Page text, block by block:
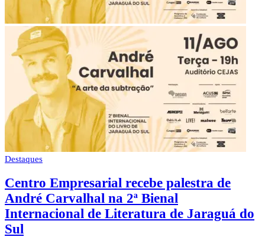
Destaques
Centro Empresarial recebe palestra de
André Carvalhal na 2ª Bienal
Internacional de Literatura de Jaraguá do
Sul